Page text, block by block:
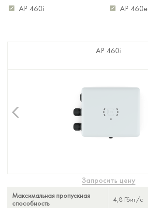
AP 460i
AP 460e
Максимальная пропускная
способность
AP 460i
Запросить цену
4,8 Гбит/с
AP 460e
4,8 Гбит/с